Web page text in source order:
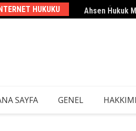
HUKUKU Ahsen Hukuk
SAYFA GENEL